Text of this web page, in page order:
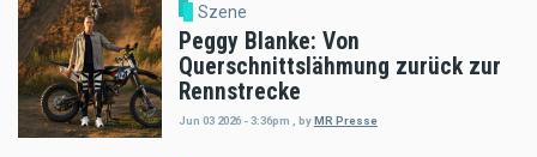
Szene
Peggy Blanke: Von
Querschnittslähmung zurück zur
Rennstrecke
Jun 03 2026 - 3:36pm byMR Presse